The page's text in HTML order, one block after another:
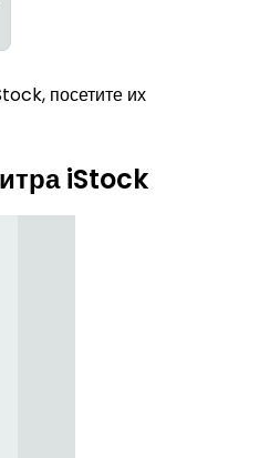
посетите их
iStock